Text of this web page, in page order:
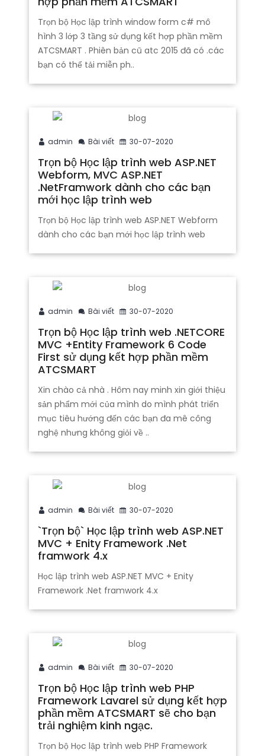
Trọn bộ Học lập trình window form c# mô
hình 3 lớp 3 tầng sử dụng kết hợp phần mềm
ATCSMART . Phiên bản cũ atc 2015 đã có .các
bạn có thể tải miễn ph..
admin Bài viết 30-07-2020
Trọn bộ Học lập trình web ASP.NET
Webform, MVC ASP.NET
.NetFramwork dành cho các bạn
mới học lập trình web
Trọn bộ Học lập trình web ASP.NET Webform
dành cho các bạn mới học lập trình web
admin Bài viết 30-07-2020
Trọn bộ Học lập trình web .NETCORE
MVC +Entity Framework 6 Code
First sử dụng kết hợp phần mềm
ATCSMART
Xin chào cả nhà . Hôm nay minh xin giới thiệu
sản phẩm mới của mình do mình phát triển
mục tiêu hướng đến các bạn đa mê công
nghệ nhưng không giỏi về ..
admin Bài viết 30-07-2020
`Trọn bộ` Học lập trình web ASP.NET
MVC + Enity Framework .Net
framwork 4.x
Học lập trình web ASP.NET MVC + Enity
Framework .Net framwork 4.x
admin Bài viết 30-07-2020
Trọn bộ Học lập trình web PHP
Framework Lavarel sử dụng kết hợp
phần mềm ATCSMART sẽ cho bạn
trải nghiệm kinh ngạc.
Trọn bộ Học lập trình web PHP Framework